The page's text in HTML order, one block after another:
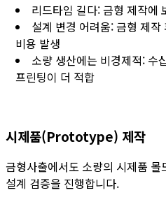
리드타임 길다: 금형 제작에
설계 변경 어려움: 금형 제
비용 발생
소량 생산에는 비경제적: 수
프린팅이 더 적합
시제품(Prototype) 제작
금형사출에서도 소량의 시제품
설계 검증을 진행합니다.